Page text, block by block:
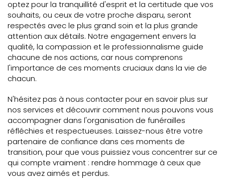
optez pour la tranquillité d'esprit et la certitude que vos
souhaits, ou ceux de votre proche disparu, seront
respectés avec le plus grand soin et la plus grande
attention aux détails. Notre engagement envers la
qualité, la compassion et le professionnalisme guide
chacune de nos actions, car nous comprenons
l'importance de ces moments cruciaux dans la vie de
chacun.
N'hésitez pas à nous contacter pour en savoir plus sur
nos services et découvrir comment nous pouvons vous
accompagner dans l'organisation de funérailles
réfléchies et respectueuses. Laissez-nous être votre
partenaire de confiance dans ces moments de
transition, pour que vous puissiez vous concentrer sur ce
qui compte vraiment : rendre hommage à ceux que
vous avez aimés et perdus.